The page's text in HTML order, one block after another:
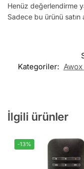
Henüz değerlendirme
Sadece bu ürünü satın
Kategoriler: Awox
İlgili ürünler
-13%